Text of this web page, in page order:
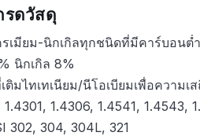
รดวัสดุ
รเมียม-นิกเกิลทุกชนิดที่มีคาร์บอนต่
นิกเกิล 8%
ติมไทเทเนียม/นีโอเบียมเพื่อความเ
1.4306, 1.4541, 1.4543,
302, 304, 304L, 321